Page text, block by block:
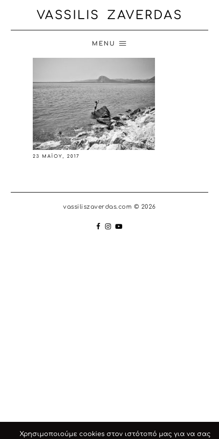
VASSILIS ZAVERDAS
MENU
23 ΜΑΪ́ΟΥ, 2017
vassiliszaverdas.com © 2026
Χρησιμοποιούμε cookies στον ιστότοπό μας για να σας